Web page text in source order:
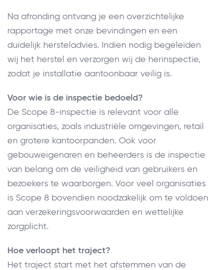
Na afronding ontvang je een overzichtelijke
rapportage met onze bevindingen en een
duidelijk hersteladvies. Indien nodig begeleiden
wij het herstel en verzorgen wij de herinspectie,
zodat je installatie aantoonbaar veilig is.
Voor wie is de inspectie bedoeld?
De Scope 8-inspectie is relevant voor alle
organisaties, zoals industriële omgevingen, retail
en grotere kantoorpanden. Ook voor
gebouweigenaren en beheerders is de inspectie
van belang om de veiligheid van gebruikers en
bezoekers te waarborgen. Voor veel organisaties
is Scope 8 bovendien noodzakelijk om te voldoen
aan verzekeringsvoorwaarden en wettelijke
zorgplicht.
Hoe verloopt het traject?
Het traject start met het afstemmen van de